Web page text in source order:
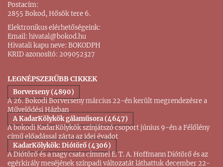
LEGNÉPSZERŰBB CIKKEK
Borverseny (4890)
A 26. Bokodi Borverseny március 22-én került megrendezésre a
Művelődési Házban
A KadarKölykök gálaműsora (4647)
A bokodi KadarKölykök színjátszó csoport június 9-én a Félőlény
című előadással zárta az idei évadot
KadarKölykök: Diótörő (4306)
A Diótörő és a nagy csata címmel E. T. A. Hoffmann Diótörő és az
egérkirály meséjének színpadi változatát láthattuk december 22-
Postacím:
2855 Bokod, Hősök tere 6.
Elektronikus elérhetőségeink:
Email: hivatal@bokod.hu
Hivatali kapu neve: BOKODPH
KRID azonosító: 209052327